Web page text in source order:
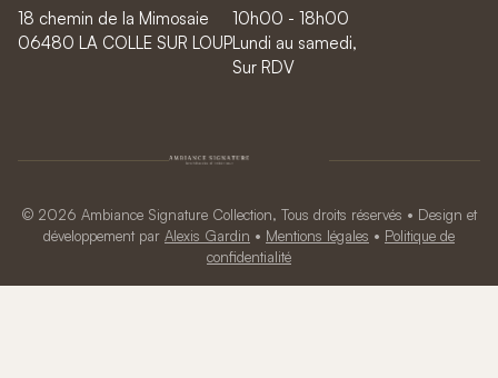
18 chemin de la Mimosaie
06480 LA COLLE SUR LOUP
10h00 - 18h00
Lundi au samedi,
Sur RDV
© 2026 Ambiance Signature Collection, Tous droits réservés • Design et
développement par Alexis Gardin • Mentions légales • Politique de
confidentialité